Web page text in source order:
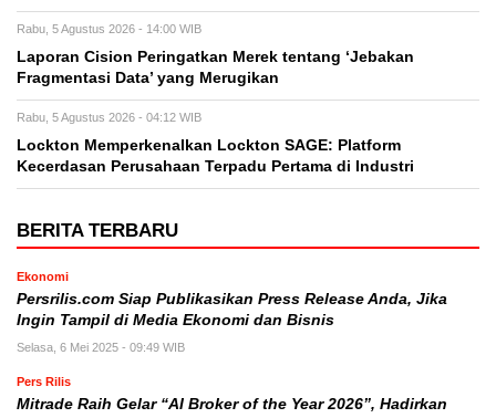
Rabu, 5 Agustus 2026 - 14:00 WIB
Laporan Cision Peringatkan Merek tentang ‘Jebakan
Fragmentasi Data’ yang Merugikan
Rabu, 5 Agustus 2026 - 04:12 WIB
Lockton Memperkenalkan Lockton SAGE: Platform
Kecerdasan Perusahaan Terpadu Pertama di Industri
BERITA TERBARU
Ekonomi
Persrilis.com Siap Publikasikan Press Release Anda, Jika
Ingin Tampil di Media Ekonomi dan Bisnis
Selasa, 6 Mei 2025 - 09:49 WIB
Pers Rilis
Mitrade Raih Gelar “AI Broker of the Year 2026”, Hadirkan